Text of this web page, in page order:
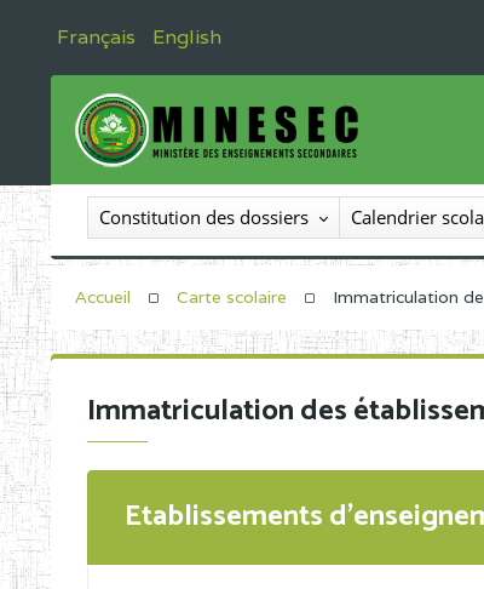
Français English
Constitution des dossiers Calendrier
Accueil Carte scolaire Immatriculation
Immatriculation des
Etablissements